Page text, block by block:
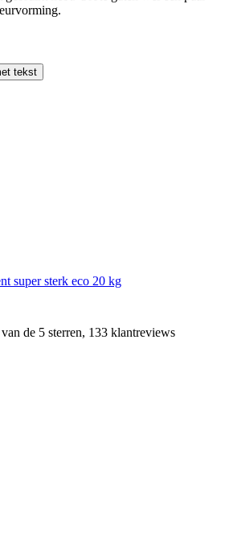
tekst
super sterk eco 20 kg
de 5 sterren, 133 klantreviews